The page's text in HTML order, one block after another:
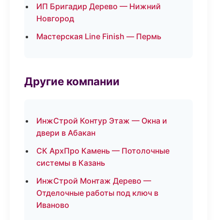
ИП Бригадир Дерево — Нижний
Новгород
Мастерская Line Finish — Пермь
Другие компании
ИнжСтрой Контур Этаж — Окна и
двери в Абакан
СК АрхПро Камень — Потолочные
системы в Казань
ИнжСтрой Монтаж Дерево —
Отделочные работы под ключ в
Иваново